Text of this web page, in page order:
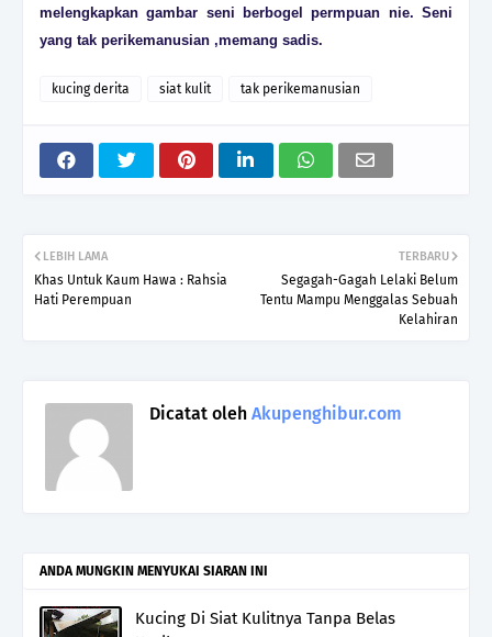
melengkapkan gambar seni berbogel permpuan nie. Seni
yang tak perikemanusian ,memang sadis.
kucing derita siat kulit tak perikemanusian
TERBARU
Segagah-Gagah Lelaki Belum
Tentu Mampu Menggalas Sebuah
Kelahiran
LEBIH LAMA
Khas Untuk Kaum Hawa : Rahsia
Hati Perempuan
Dicatat oleh Akupenghibur.com
ANDA MUNGKIN MENYUKAI SIARAN INI
Kucing Di Siat Kulitnya Tanpa Belas